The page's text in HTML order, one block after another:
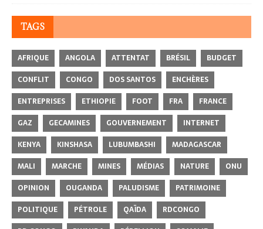
TAGS
AFRIQUE ANGOLA ATTENTAT BRÉSIL
BUDGET
CONFLIT
CONGO DOS SANTOS
ENCHÈRES
ENTREPRISES
ETHIOPIE FOOT FRA
FRANCE
GAZ
GECAMINES GOUVERNEMENT
INTERNET
KENYA
KINSHASA LUBUMBASHI
MADAGASCAR
MALI
MARCHE MINES MÉDIAS NATURE
ONU
OPINION
OUGANDA PALUDISME
PATRIMOINE
POLITIQUE
PÉTROLE QAÏDA
RDCONGO